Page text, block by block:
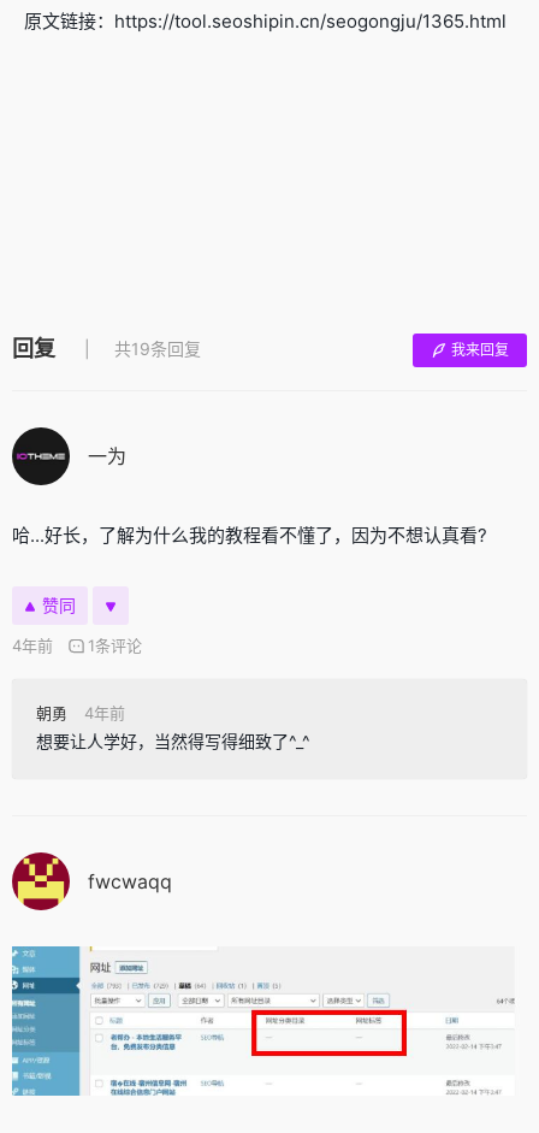
原文链接：https://tool.seoshipin.cn/seogongju/1365.html
回复 共19条回复 我来回复
一为
哈...好长，了解为什么我的教程看不懂了，因为不想认真看?
赞同
4年前 1条评论
朝勇 4年前
想要让人学好，当然得写得细致了^_^
fwcwaqq